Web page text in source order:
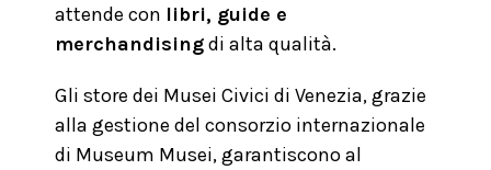
attende con libri, guide e
merchandisingdi alta qualità.
Gli store dei Musei Civici di Venezia, grazie
alla gestione del consorzio internazionale
di Museum Musei, garantiscono al